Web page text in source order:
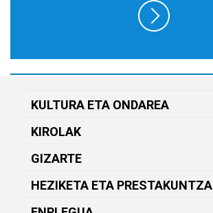
KULTURA ETA ONDAREA
KIROLAK
GIZARTE
HEZIKETA ETA PRESTAKUNTZA